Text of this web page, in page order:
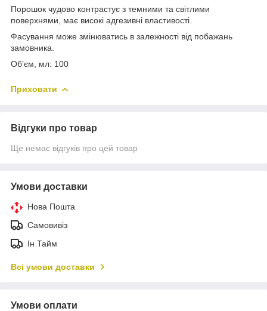
Порошок чудово контрастує з темними та світлими
поверхнями, має високі адгезивні властивості.
Фасування може змінюватись в залежності від побажань
замовника.
Обʼєм, мл: 100
Приховати
Відгуки про товар
Ще немає відгуків про цей товар
Умови доставки
Нова Пошта
Самовивіз
Ін Тайм
Всі умови доставки
Умови оплати